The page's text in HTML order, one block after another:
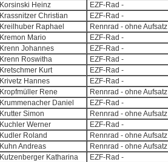
Korsinski Heinz
EZF-Rad -
Krassnitzer Christian
EZF-Rad -
Kreilhuber Raphael
Rennrad - ohne Aufsatz
Kremon Mario
EZF-Rad -
Krenn Johannes
EZF-Rad -
Krenn Roswitha
EZF-Rad -
Kretschmer Kurt
EZF-Rad -
Krivetz Hannes
EZF-Rad -
Kropfmüller Rene
Rennrad - ohne Aufsatz
Krummenacher Daniel
EZF-Rad -
Krutter Simon
Rennrad - ohne Aufsatz
Kuchler Werner
EZF-Rad -
Kudler Roland
Rennrad - ohne Aufsatz
Kuhn Andreas
Rennrad - ohne Aufsatz
Kutzenberger Katharina
EZF-Rad -